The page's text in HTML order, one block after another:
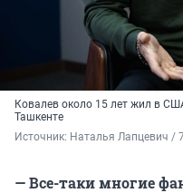
Ковалев около 15 лет жил в
Ташкенте
Источник: Наталья Лапцевич /
— Все-таки многие